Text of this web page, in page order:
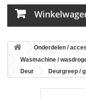
Onderdelen /
Wasmachine /
Deur
Deurgreep /